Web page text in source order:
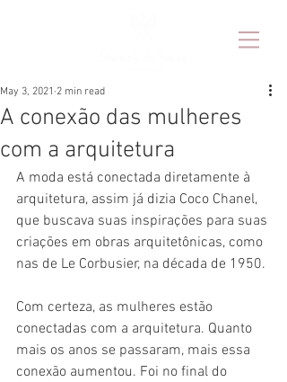
A conexão das mulheres
com a arquitetura
May 3, 2021 2 min read
A moda está conectada diretamente à
arquitetura, assim já dizia Coco Chanel,
que buscava suas inspirações para suas
criações em obras arquitetônicas, como
nas de Le Corbusier, na década de 1950.
Com certeza, as mulheres estão
conectadas com a arquitetura. Quanto
mais os anos se passaram, mais essa
conexão aumentou. Foi no final do